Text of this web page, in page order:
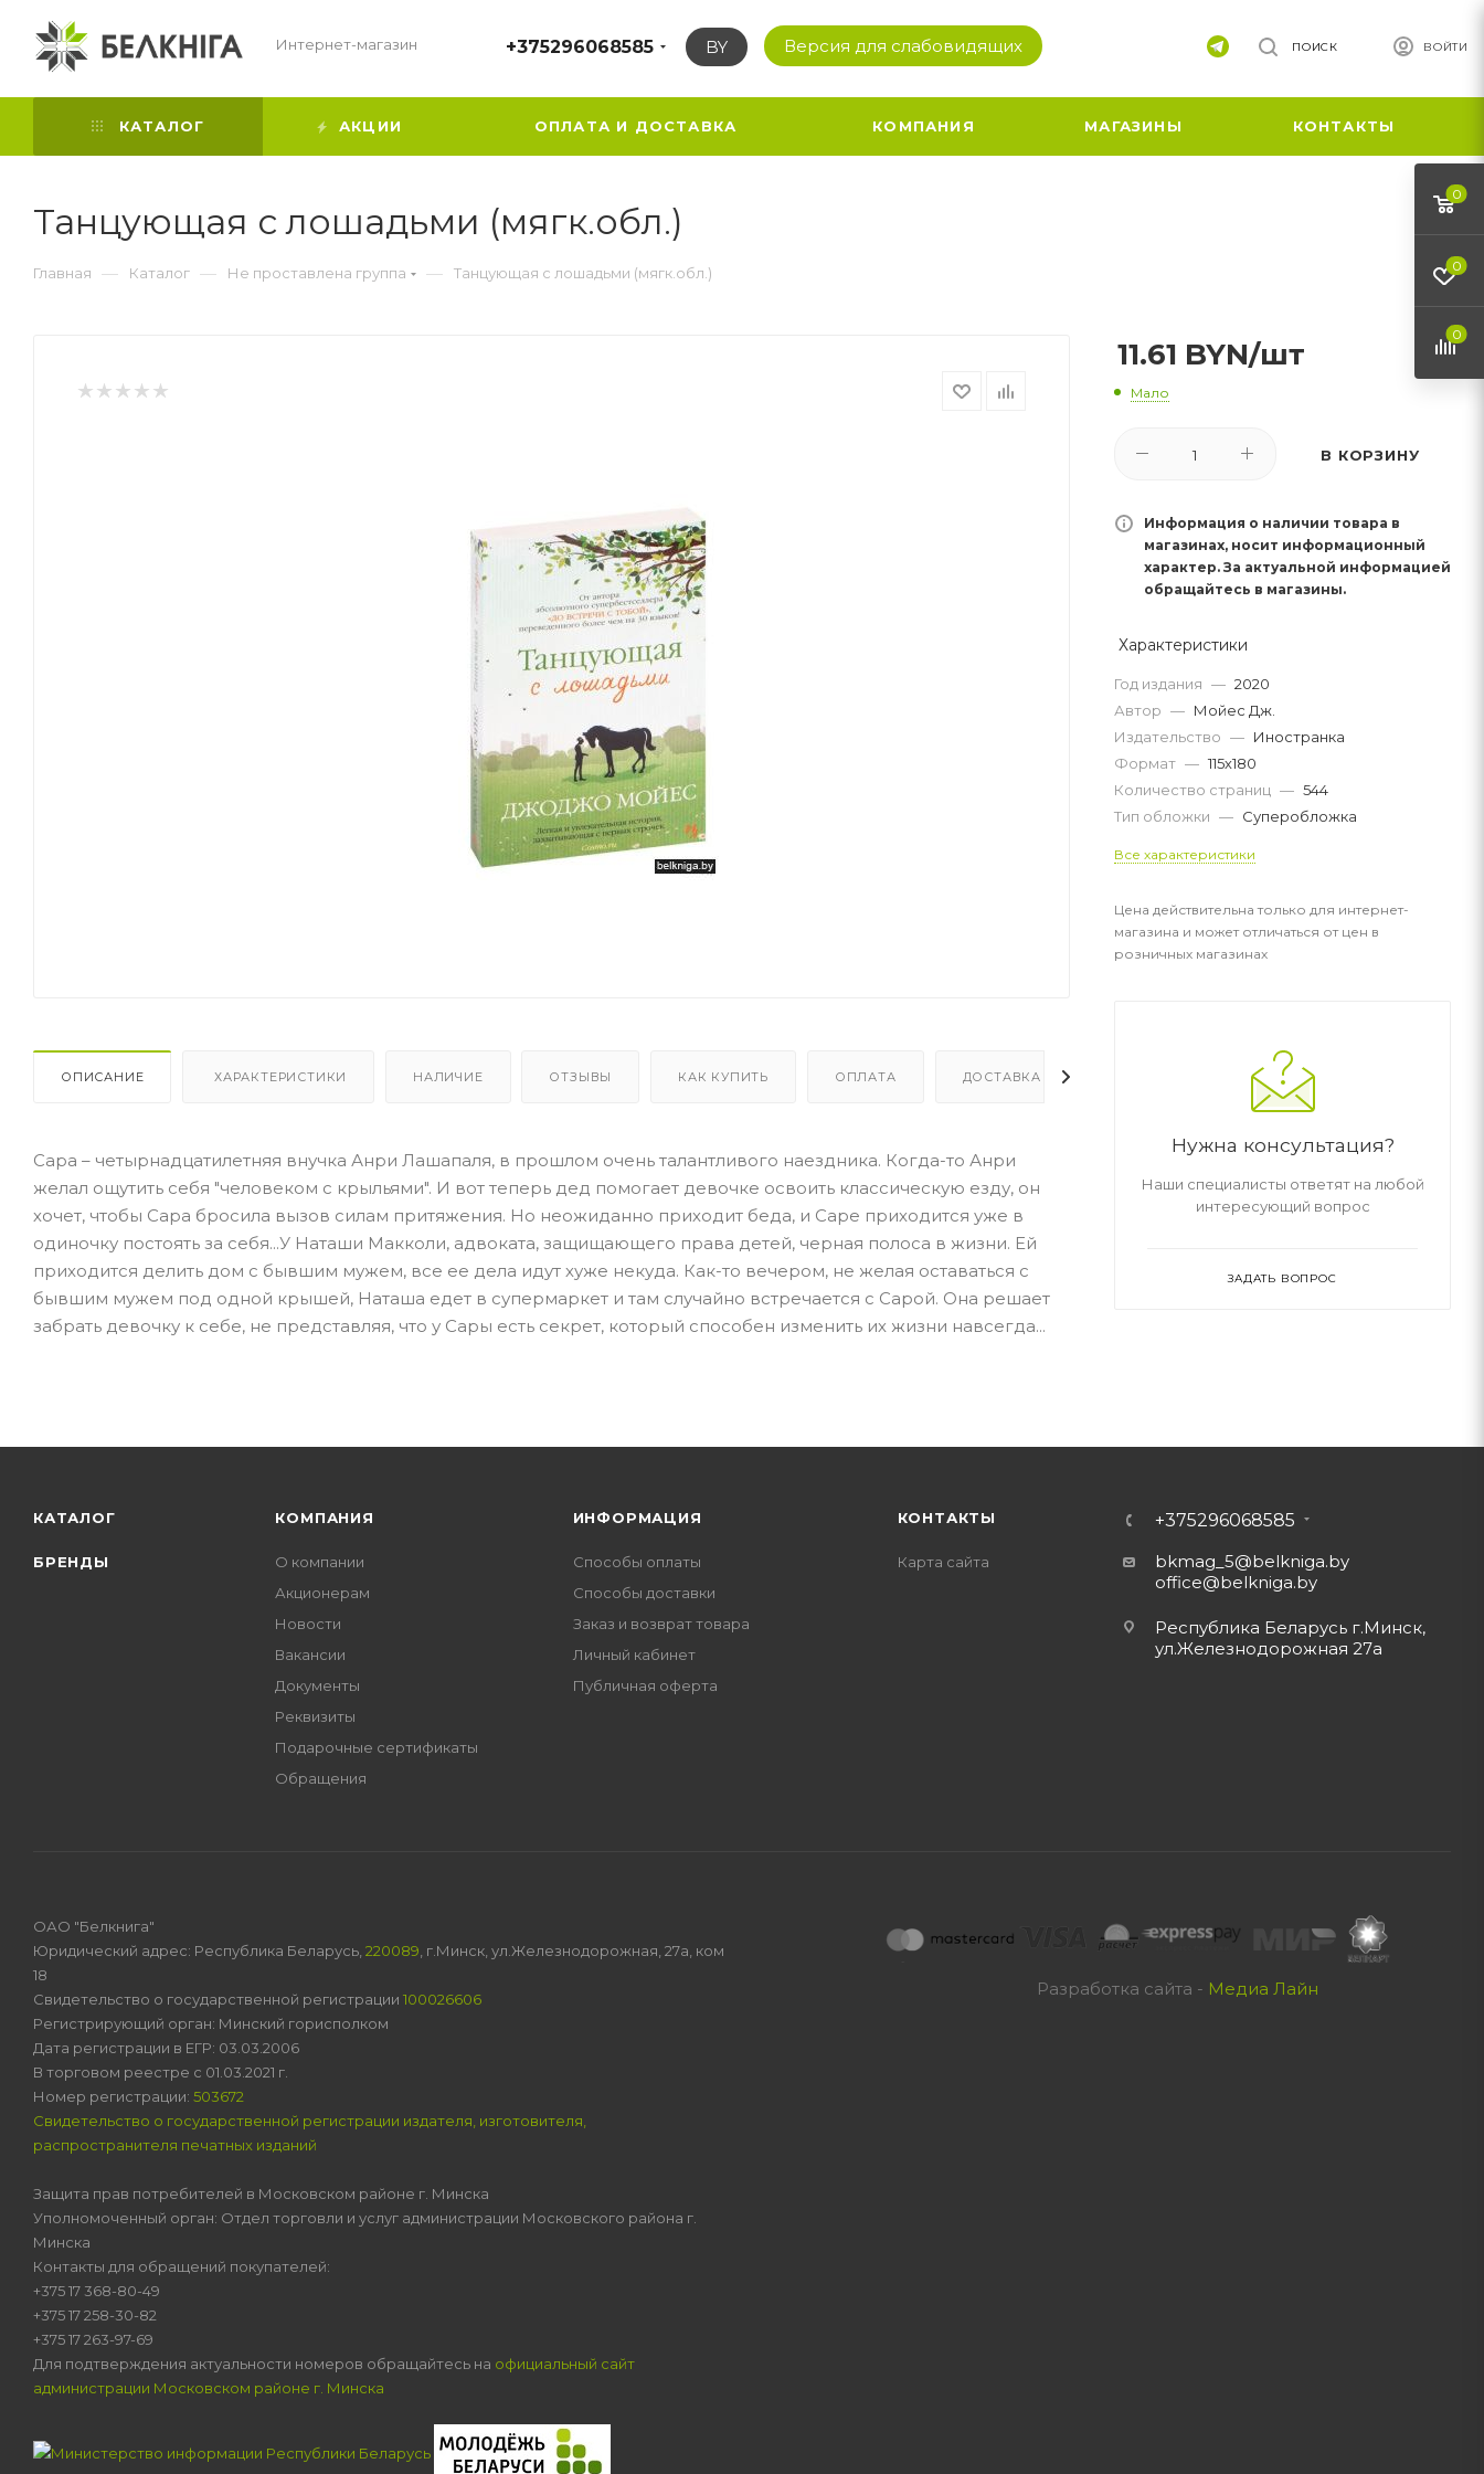
Интернет-магазин +375296068585 BY Версия для слабовидящих ВОЙТИ
ПОИСК
КАТАЛОГ АКЦИИ ОПЛАТА И ДОСТАВКА КОМПАНИЯ МАГАЗИНЫ КОНТАКТЫ
Танцующая с лошадьми (мягк.обл.)
Главная — Каталог — Не проставлена группа — Танцующая с лошадьми (мягк.обл.)
ОПИСАНИЕ ХАРАКТЕРИСТИКИ НАЛИЧИЕ ОТЗЫВЫ КАК КУПИТЬ ОПЛАТА ДОСТАВКА
Сара – четырнадцатилетняя внучка Анри Лашапаля, в прошлом очень талантливого наездника. Когда-то Анри
желал ощутить себя "человеком с крыльями". И вот теперь дед помогает девочке освоить классическую езду, он
хочет, чтобы Сара бросила вызов силам притяжения. Но неожиданно приходит беда, и Саре приходится уже в
одиночку постоять за себя...У Наташи Макколи, адвоката, защищающего права детей, черная полоса в жизни. Ей
приходится делить дом с бывшим мужем, все ее дела идут хуже некуда. Как-то вечером, не желая оставаться с
бывшим мужем под одной крышей, Наташа едет в супермаркет и там случайно встречается с Сарой. Она решает
забрать девочку к себе, не представляя, что у Сары есть секрет, который способен изменить их жизни навсегда...
11.61 BYN/шт
Мало
В КОРЗИНУ
Информация о наличии товара в
магазинах, носит информационный
характер. За актуальной информацией
обращайтесь в магазины.
Характеристики
Год издания — 2020
Автор — Мойес Дж.
Издательство — Иностранка
Формат — 115х180
Количество страниц — 544
Тип обложки — Суперобложка
Все характеристики
Цена действительна только для интернет-
магазина и может отличаться от цен в
розничных магазинах
Нужна консультация?
Наши специалисты ответят на любой
интересующий вопрос
ЗАДАТЬ ВОПРОС
КАТАЛОГ
БРЕНДЫ
КОМПАНИЯ
О компании
Акционерам
Новости
Вакансии
Документы
Реквизиты
Подарочные сертификаты
Обращения
ИНФОРМАЦИЯ
Способы оплаты
Способы доставки
Заказ и возврат товара
Личный кабинет
Публичная оферта
КОНТАКТЫ
Карта сайта
+375296068585
bkmag_5@belkniga.by
office@belkniga.by
Республика Беларусь г.Минск,
ул.Железнодорожная 27а
Разработка сайта - Медиа Лайн
ОАО "Белкнига"
Юридический адрес: Республика Беларусь, 220089 , г.Минск, ул.Железнодорожная, 27а, ком
18
Свидетельство о государственной регистрации 100026606
Регистрирующий орган: Минский горисполком
Дата регистрации в ЕГР: 03.03.2006
В торговом реестре с 01.03.2021 г.
Номер регистрации: 503672
Свидетельство о государственной регистрации издателя, изготовителя,
распространителя печатных изданий
Защита прав потребителей в Московском районе г. Минска
Уполномоченный орган: Отдел торговли и услуг администрации Московского района г.
Минска
Контакты для обращений покупателей:
+375 17 368-80-49
+375 17 258-30-82
+375 17 263-97-69
Для подтверждения актуальности номеров обращайтесь на официальный сайт
администрации Московском районе г. Минска
0
0
0